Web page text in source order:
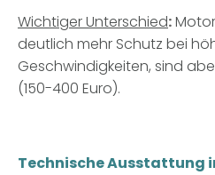
Wichtiger Unterschied:
deutlich mehr Schutz bei
Geschwindigkeiten, sind
(150-400 Euro).
Technische Ausstattung